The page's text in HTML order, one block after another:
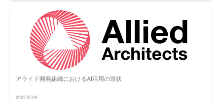
アライド開発組織におけるAI活用の現状
2025.07.04